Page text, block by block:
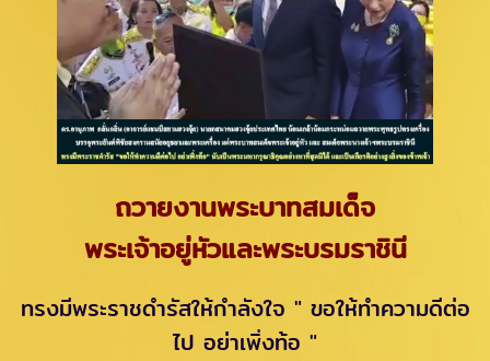
ถวายงานพระบาทสมเด็จ
พระเจ้าอยู่หัวและพระบรมราชินี
ทรงมีพระราชดำรัสให้กำลังใจ " ขอให้ทำความดีต่อ
ไป อย่าเพิ่งท้อ "